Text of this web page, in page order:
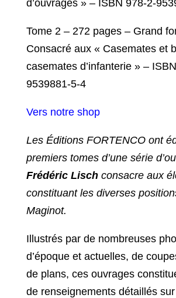
d’ouvrages » – ISBN 978-2-
Tome 2 – 272 pages – Grand
Consacré aux « Casemates et
casemates d’infanterie » –
9539881-5-4
Vers notre shop
Les Éditions FORTENCO ont
premiers tomes d’une série
Frédéric Lischconsacre aux
constituant les diverses
Maginot.
Illustrés par de nombreuses
d’époque et actuelles, de
de plans, ces ouvrages
de renseignements détaillés